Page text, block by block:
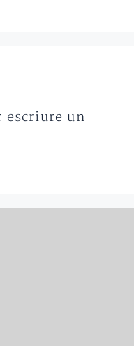
escriure un